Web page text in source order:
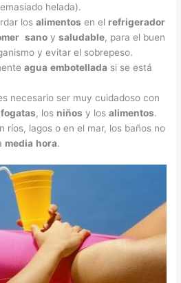
helada).
losalimentos en el refrigerador
sano ysaludable, para el buen
y evitar el sobrepeso.
agua embotellada si se está
necesario ser muy cuidadoso con
fogatas, los niños y losalimentos.
ríos, lagos o en el mar, los baños no
media hora.